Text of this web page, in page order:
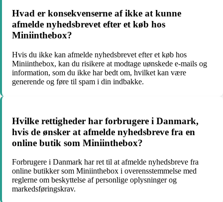
Hvad er konsekvenserne af ikke at kunne
afmelde nyhedsbrevet efter et køb hos
Miniinthebox?
Hvis du ikke kan afmelde nyhedsbrevet efter et køb hos
Miniinthebox, kan du risikere at modtage uønskede e-mails og
information, som du ikke har bedt om, hvilket kan være
generende og føre til spam i din indbakke.
Hvilke rettigheder har forbrugere i Danmark,
hvis de ønsker at afmelde nyhedsbreve fra en
online butik som Miniinthebox?
Forbrugere i Danmark har ret til at afmelde nyhedsbreve fra
online butikker som Miniinthebox i overensstemmelse med
reglerne om beskyttelse af personlige oplysninger og
markedsføringskrav.